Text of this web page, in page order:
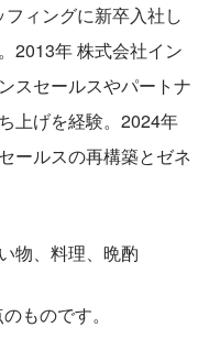
ィングに新卒入社し
2013年 株式会社イン
スセールスやパートナ
上げを経験。2024年
ールスの再構築とゼネ
物、料理、晩酌
ものです。